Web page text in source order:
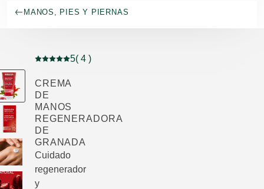
MANOS, PIES Y PIERNAS
Puntuación: 5 / 5 estrellas 4 valoraciones de usuarios
5( 4 )
CREMA
DE
MANOS
REGENERADORA
DE
GRANADA
Cuidado
regenerador
y